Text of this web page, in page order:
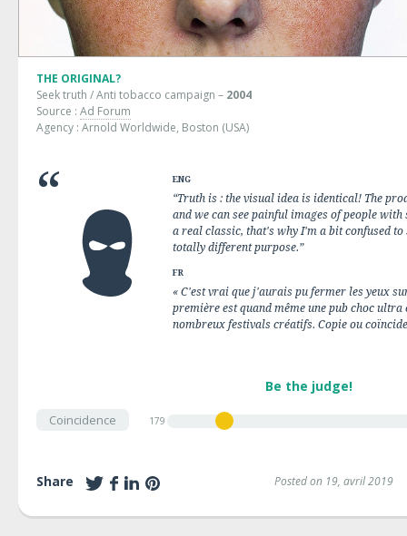
THE ORIGINAL?
Seek truth / Anti tobacco campaign – 2004
Source : Ad Forum
Agency : Arnold Worldwide, Boston (USA)
ENG
“Truth is : the visual idea is identical! The
and we can see painful images of people
a real classic, that's why I'm a bit confused
totally different purpose.”
FR
« C'est vrai que j'aurais pu fermer les yeux
première est quand même une pub choc ultra
nombreux festivals créatifs. Copie ou
Be the judge!
Coincidence 179
Share Posted on 19, avril 2019